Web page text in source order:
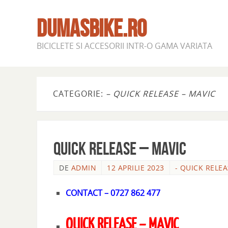
DUMASBIKE.RO
BICICLETE SI ACCESORII INTR-O GAMA VARIATA
CATEGORIE: – QUICK RELEASE – MAVIC
QUICK RELEASE – MAVIC
DE ADMIN 12 APRILIE 2023 - QUICK
CONTACT – 0727 862 477
QUICK RELEASE – MAVIC